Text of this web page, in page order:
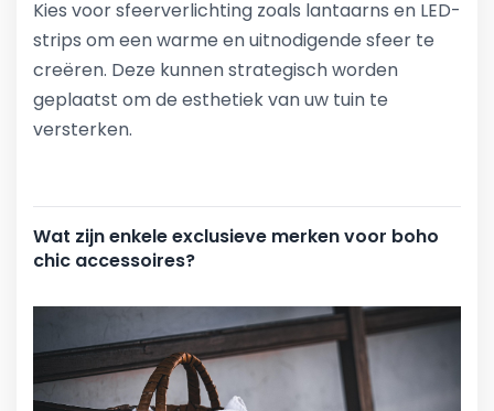
Kies voor sfeerverlichting zoals lantaarns en LED-
strips om een warme en uitnodigende sfeer te
creëren. Deze kunnen strategisch worden
geplaatst om de esthetiek van uw tuin te
versterken.
Wat zijn enkele exclusieve merken voor boho
chic accessoires?